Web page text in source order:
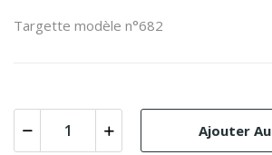
Targette modèle n°682
Ajouter